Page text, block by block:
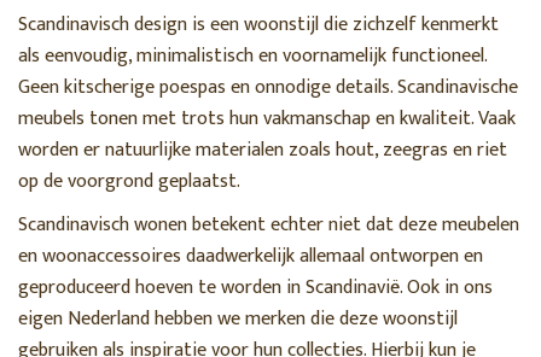
Scandinavisch design is een woonstijl die zichzelf kenmerkt
als eenvoudig, minimalistisch en voornamelijk functioneel.
Geen kitscherige poespas en onnodige details. Scandinavische
meubels tonen met trots hun vakmanschap en kwaliteit. Vaak
worden er natuurlijke materialen zoals hout, zeegras en riet
op de voorgrond geplaatst.
Scandinavisch wonen betekent echter niet dat deze meubelen
en woonaccessoires daadwerkelijk allemaal ontworpen en
geproduceerd hoeven te worden in Scandinavië. Ook in ons
eigen Nederland hebben we merken die deze woonstijl